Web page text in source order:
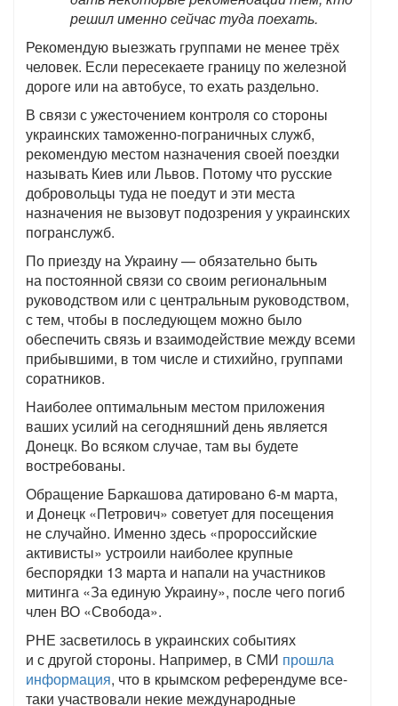
решил именно сейчас туда поехать.
Рекомендую выезжать группами не менее трёх
человек. Если пересекаете границу по железной
дороге или на автобусе, то ехать раздельно.
В связи с ужесточением контроля со стороны
украинских таможенно-пограничных служб,
рекомендую местом назначения своей поездки
называть Киев или Львов. Потому что русские
добровольцы туда не поедут и эти места
назначения не вызовут подозрения у украинских
погранслужб.
По приезду на Украину — обязательно быть
на постоянной связи со своим региональным
руководством или с центральным руководством,
с тем, чтобы в последующем можно было
обеспечить связь и взаимодействие между всеми
прибывшими, в том числе и стихийно, группами
соратников.
Наиболее оптимальным местом приложения
ваших усилий на сегодняшний день является
Донецк. Во всяком случае, там вы будете
востребованы.
Обращение Баркашова датировано 6-м марта,
и Донецк «Петрович» советует для посещения
не случайно. Именно здесь «пророссийские
активисты» устроили наиболее крупные
беспорядки 13 марта и напали на участников
митинга «За единую Украину», после чего погиб
член ВО «Свобода».
РНЕ засветилось в украинских событиях
и с другой стороны. Например, в СМИ прошла
информация, что в крымском референдуме все-
таки участвовали некие международные